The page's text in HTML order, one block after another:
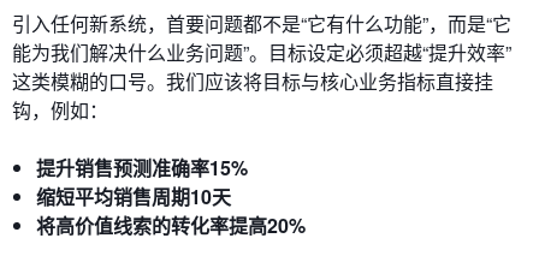
引入任何新系统，首要问题都不是“它有什么功能”，而是“它
能为我们解决什么业务问题”。目标设定必须超越“提升效率”
这类模糊的口号。我们应该将目标与核心业务指标直接挂
钩，例如：
提升销售预测准确率15%
缩短平均销售周期10天
将高价值线索的转化率提高20%